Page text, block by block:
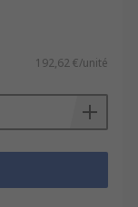
192,62 €/unité